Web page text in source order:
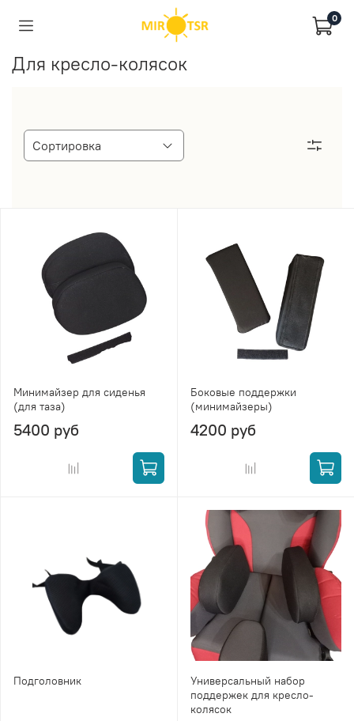
0
Для кресло-колясок
Минимайзер для сиденья
(для таза)
5400 руб
Боковые поддержки
(минимайзеры)
4200 руб
Подголовник
Универсальный набор
поддержек для кресло-
колясок